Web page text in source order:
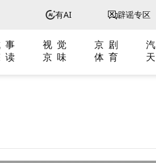
有AI 辟谣专区
事 视 觉 京 剧
读 京 味 体 育